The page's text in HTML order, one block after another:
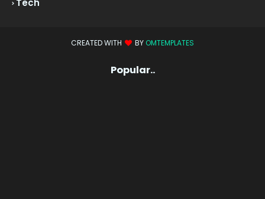
Tech
CREATED WITH BY OMTEMPLATES
Popular..